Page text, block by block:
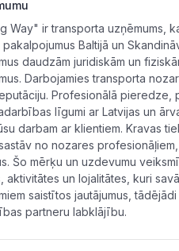
Way" ir transporta uzņēmums,
Baltijā un
daudzām juridiskām un
Darbojamies transporta
Profesionālā pieredze,
līgumi ar Latvijas un
darbam ar klientiem. Kravas
no nozares
Šo mērķu un uzdevumu
aktivitātes un lojalitātes, kuri
saistītos jautājumus,
partneru labklājību.